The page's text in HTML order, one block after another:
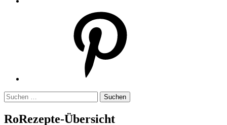
Suchen
nach:
RoRezepte-Übersicht